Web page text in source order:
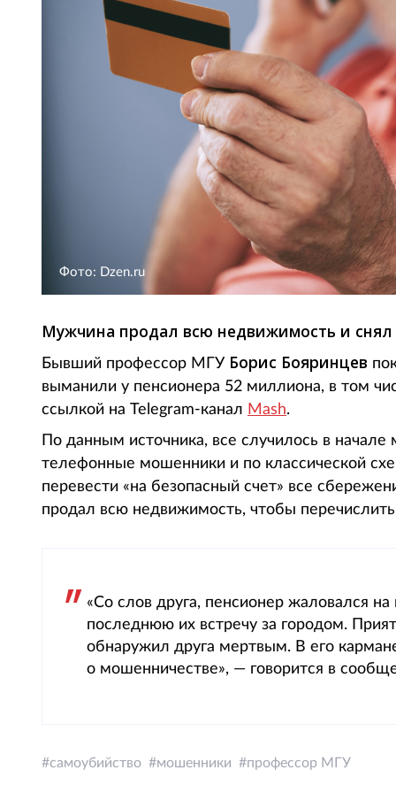
Фото: Dzen.ru
Мужчина продал всю недвижимость и снял
Бывший профессор МГУ Борис Бояринцев
выманили у пенсионера 52 миллиона, в том
ссылкой на Telegram-канал Mash.
По данным источника, все случилось в
телефонные мошенники и по классической
перевести «на безопасный счет» все
продал всю недвижимость, чтобы
«Со слов друга, пенсионер жаловался
последнюю их встречу за городом.
обнаружил друга мертвым. В его
о мошенничестве», — говорится в
самоубийство мошенники профессор МГУ